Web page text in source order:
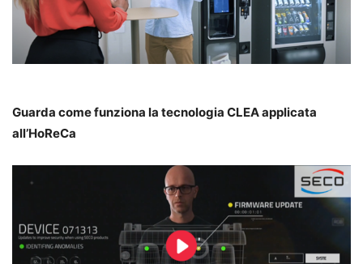
Guarda come funziona la tecnologia CLEA applicata
all’HoReCa